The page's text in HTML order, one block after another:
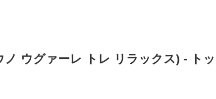
ノ ウグァーレ トレ リラックス) - ト